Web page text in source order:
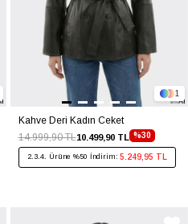
Kahve Deri Kadın Ceket
%30
10.499,90 TL
14.999,90 TL
2.3.4. Ürüne %50 İndirim: 5.249,95 TL
1